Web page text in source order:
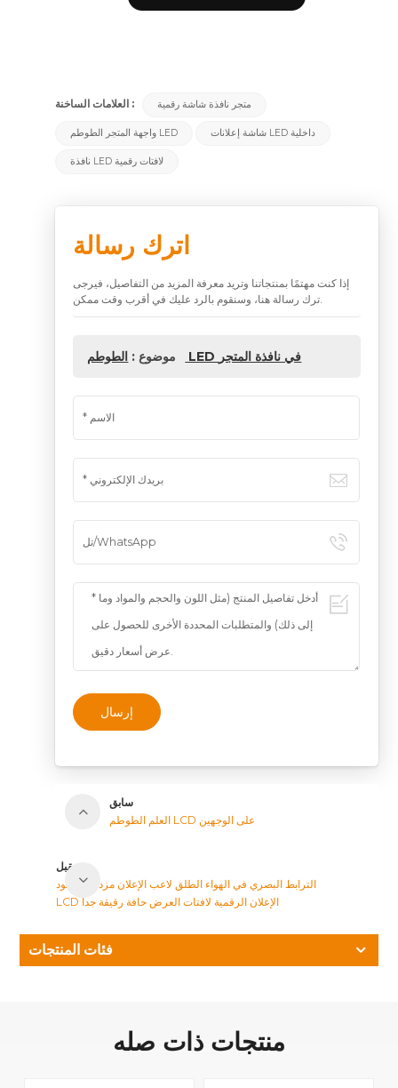
العلامات الساخنة : متجر نافذة شاشة رقمية
واجهة المتجر الطوطم LED شاشة إعلانات LED داخلية
نافذة LED لافتات رقمية
اترك رسالة
إذا كنت مهتمًا بمنتجاتنا وتريد معرفة المزيد من التفاصيل، فيرجى
موضوع : الطوطم LED في نافذة المتجر
إرسال
سابق
العلم الطوطم LCD على الوجهين
مقبل
الترابط البصري في الهواء الطلق لاعب الإعلان مزدوج العمود
LCD الإعلان الرقمية لافتات العرض حافة رقيقة جدا
فئات المنتجات
منتجات ذات صله